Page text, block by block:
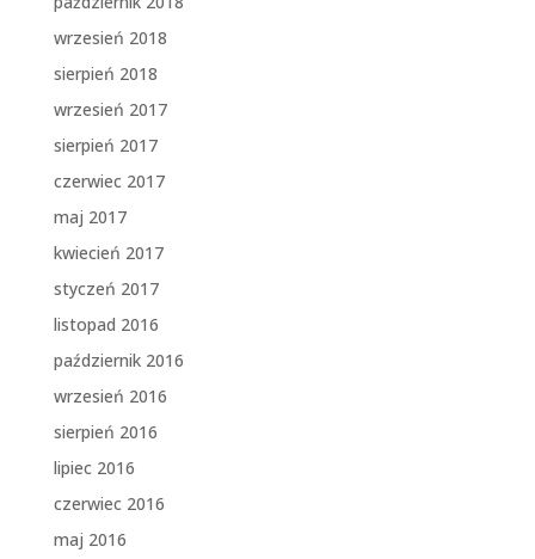
wrzesień 2018
sierpień 2018
wrzesień 2017
sierpień 2017
czerwiec 2017
maj 2017
kwiecień 2017
styczeń 2017
listopad 2016
październik 2016
wrzesień 2016
sierpień 2016
lipiec 2016
czerwiec 2016
maj 2016